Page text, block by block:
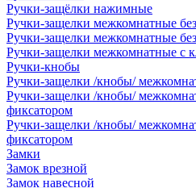
Ручки-защёлки нажимные
Ручки-защелки межкомнатные
Ручки-защелки межкомнатные
Ручки-защелки межкомнатные с
Ручки-кнобы
Ручки-защелки /кнобы/
Ручки-защелки /кнобы/
фиксатором
Ручки-защелки /кнобы/
фиксатором
Замки
Замок врезной
Замок навесной